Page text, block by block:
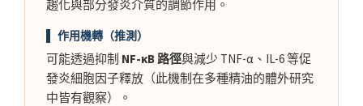
趨化與部分發炎介質的調節作用。
▌ 作用機轉（推測）
可能透過抑制 NF-κB 路徑與減少 TNF-α、IL-6 等促
發炎細胞因子釋放（此機制在多種精油的體外研究
中皆有觀察）。